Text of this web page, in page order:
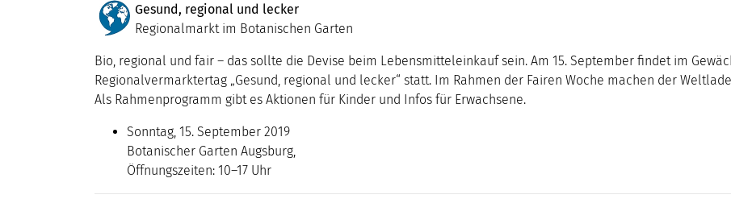
Gesund, regional und lecker
Regionalmarkt im Botanischen Garten
Bio, regional und fair – das sollte die Devise beim Lebensmitteleinkauf sein. Am 15. September findet im
Regionalvermarktertag „Gesund, regional und lecker“ statt. Im Rahmen der Fairen Woche machen der
Als Rahmenprogramm gibt es Aktionen für Kinder und Infos für Erwachsene.
Sonntag, 15. September 2019
Botanischer Garten Augsburg,
Öffnungszeiten: 10–17 Uhr